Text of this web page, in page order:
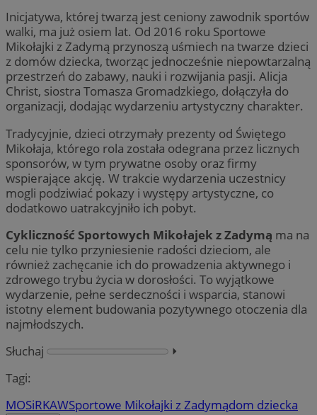
Inicjatywa, której twarzą jest ceniony zawodnik sportów
walki, ma już osiem lat. Od 2016 roku Sportowe
Mikołajki z Zadymą przynoszą uśmiech na twarze dzieci
z domów dziecka, tworząc jednocześnie niepowtarzalną
przestrzeń do zabawy, nauki i rozwijania pasji. Alicja
Christ, siostra Tomasza Gromadzkiego, dołączyła do
organizacji, dodając wydarzeniu artystyczny charakter.
Tradycyjnie, dzieci otrzymały prezenty od Świętego
Mikołaja, którego rola została odegrana przez licznych
sponsorów, w tym prywatne osoby oraz firmy
wspierające akcję. W trakcie wydarzenia uczestnicy
mogli podziwiać pokazy i występy artystyczne, co
dodatkowo uatrakcyjniło ich pobyt.
Cykliczność Sportowych Mikołajek z Zadymą ma na
celu nie tylko przyniesienie radości dzieciom, ale
również zachęcanie ich do prowadzenia aktywnego i
zdrowego trybu życia w dorosłości. To wyjątkowe
wydarzenie, pełne serdeczności i wsparcia, stanowi
istotny element budowania pozytywnego otoczenia dla
najmłodszych.
Słuchaj
⏵︎
Tagi:
MOSiRKAWSportowe Mikołajki z Zadymądom dziecka